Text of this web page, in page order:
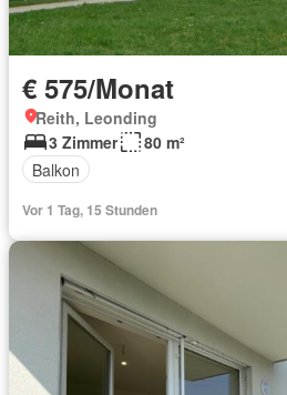
€ 575/Monat
Reith, Leonding
3 Zimmer
80 m²
Balkon
Vor 1 Tag, 15 Stunden